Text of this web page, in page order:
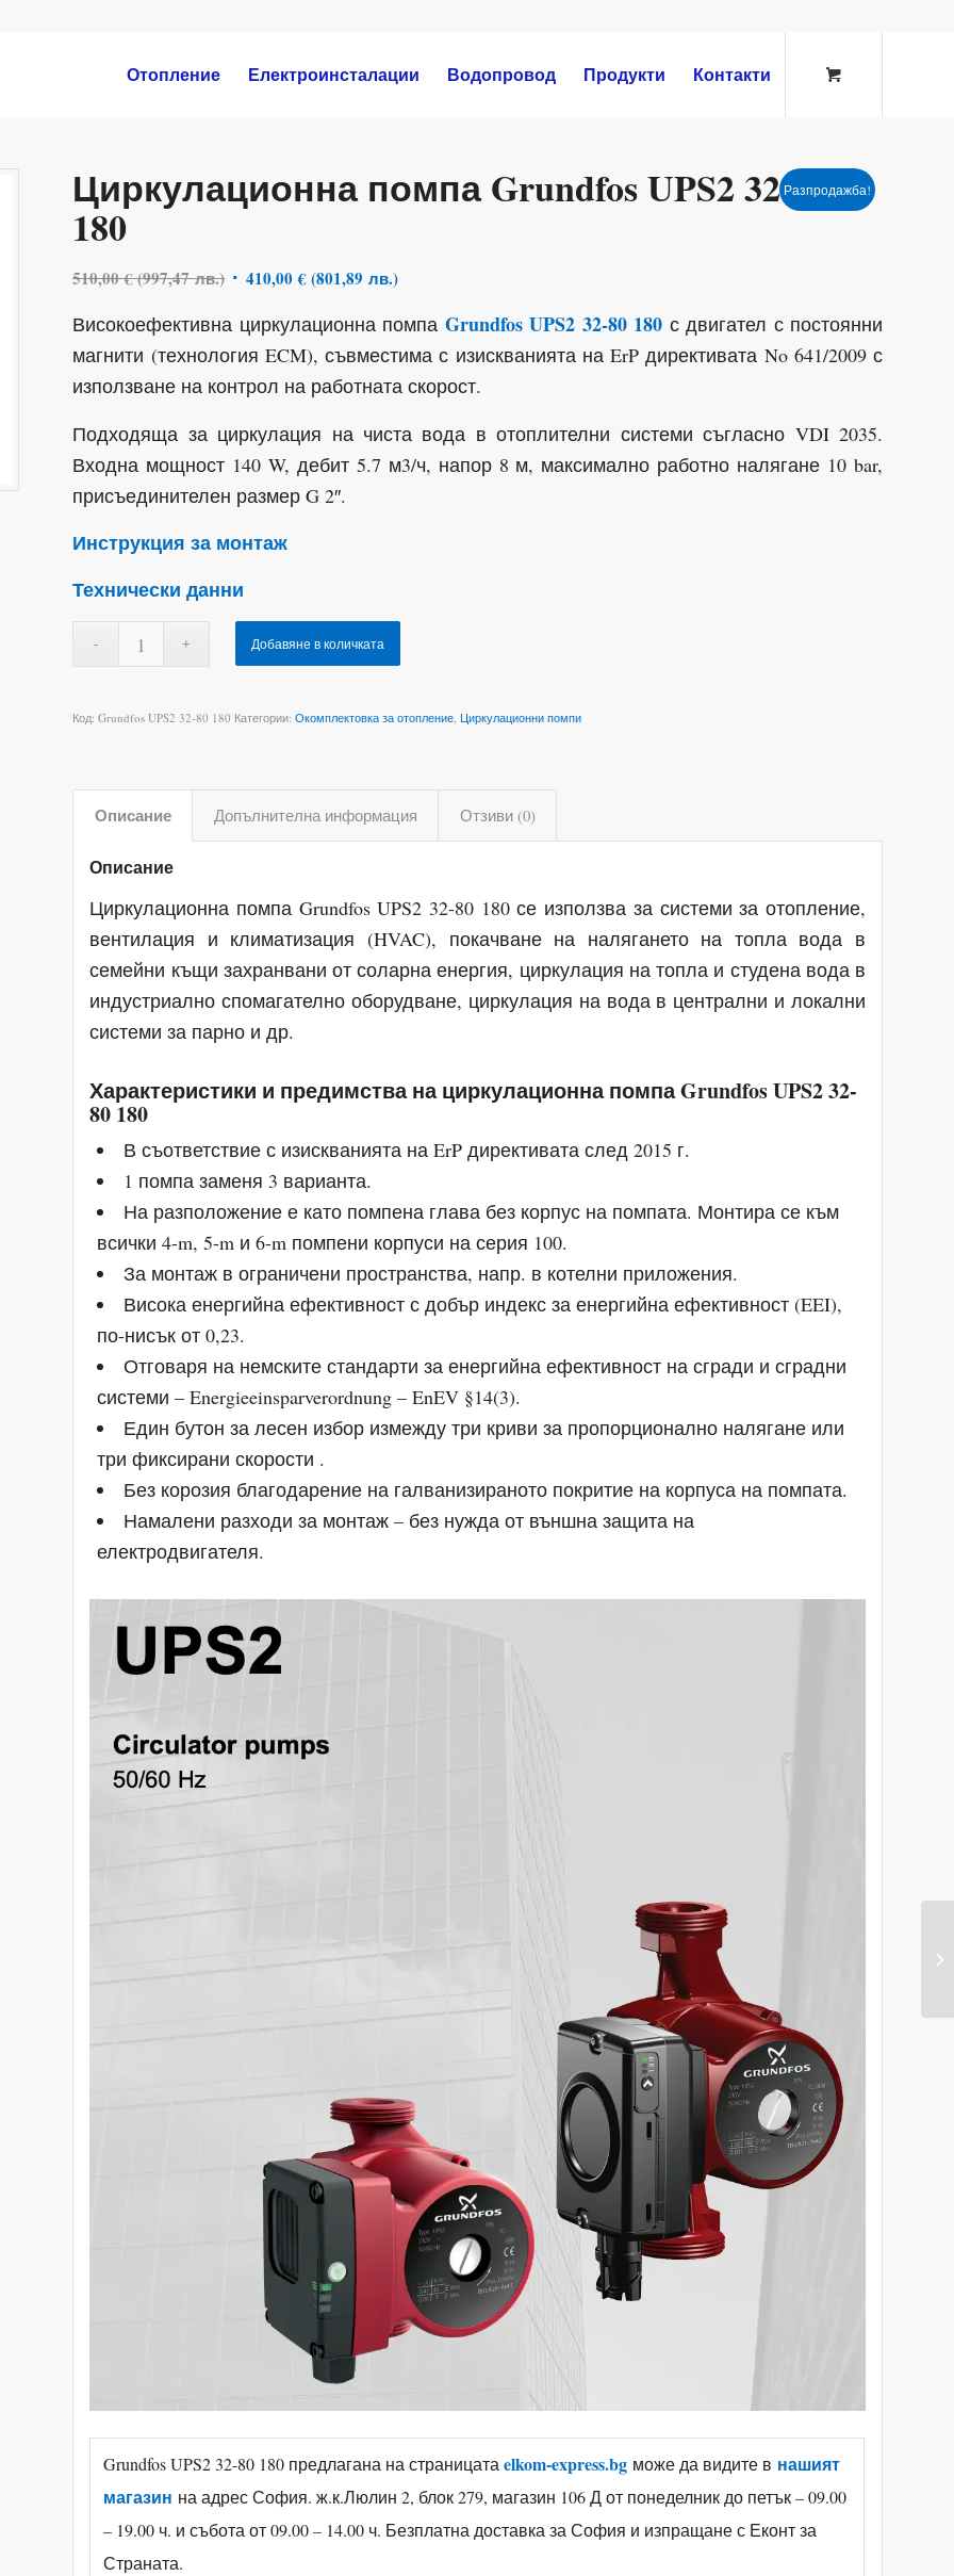
Отопление Електроинсталации Водопровод Продукти Контакти
Разпродажба!
Циркулационна помпа Grundfos UPS2 32-80
180
510,00€(997,47лв.) 410,00€(801,89лв.)
Високоефективна циркулационна помпа Grundfos UPS2 32-80 180 с двигател с постоянни
магнити (технология ECM), съвместима с изискванията на ErP директивата No 641/2009 с
използване на контрол на работната скорост.
Подходяща за циркулация на чиста вода в отоплителни системи съгласно VDI 2035.
Входна мощност 140 W, дебит 5.7 м3/ч, напор 8 м, максимално работно налягане 10 bar,
присъединителен размер G 2″.
Инструкция за монтаж
Технически данни
Добавяне в количката
Код:Grundfos UPS2 32-80 180 Категории:Окомплектовка за отопление,Циркулационни помпи
Описание Допълнителна информация Отзиви (0)
Описание
Циркулационна помпа Grundfos UPS2 32-80 180 се използва за системи за отопление,
вентилация и климатизация (HVAC), покачване на налягането на топла вода в
семейни къщи захранвани от соларна енергия, циркулация на топла и студена вода в
индустриално спомагателно оборудване, циркулация на вода в централни и локални
системи за парно и др.
Характеристики и предимства на циркулационна помпа Grundfos UPS2 32-
80 180
В съответствие с изискванията на ErP директивата след 2015 г.
1 помпа заменя 3 варианта.
На разположение е като помпена глава без корпус на помпата. Монтира се към
всички 4-m, 5-m и 6-m помпени корпуси на серия 100.
За монтаж в ограничени пространства, напр. в котелни приложения.
Висока енергийна ефективност с добър индекс за енергийна ефективност (EEI),
по-нисък от 0,23.
Отговаря на немските стандарти за енергийна ефективност на сгради и сградни
системи – Energieeinsparverordnung – EnEV §14(3).
Един бутон за лесен избор измежду три криви за пропорционално налягане или
три фиксирани скорости .
Без корозия благодарение на галванизираното покритие на корпуса на помпата.
Намалени разходи за монтаж – без нужда от външна защита на
електродвигателя.
Grundfos UPS2 32-80 180 предлагана на страницатаelkom-express.bg може да видите в нашият
магазин на адрес София. ж.к.Люлин 2, блок 279, магазин 106 Д от понеделник до петък – 09.00
– 19.00 ч. и събота от 09.00 – 14.00 ч. Безплатна доставка за София и изпращане с Еконт за
Страната.